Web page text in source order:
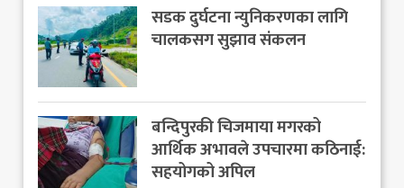
सडक दुर्घटना न्युनिकरणका लागि
चालकसग सुझाव संकलन
बन्दिपुरकी चिजमाया मगरको
आर्थिक अभावले उपचारमा कठिनाई:
सहयोगको अपिल